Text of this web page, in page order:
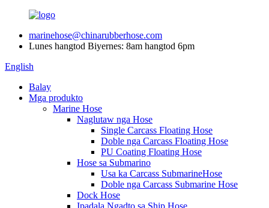
marinehose@chinarubberhose.com
Lunes hangtod Biyernes: 8am hangtod 6pm
English
Balay
Mga produkto
Marine Hose
Naglutaw nga Hose
Single Carcass Floating Hose
Doble nga Carcass Floating Hose
PU Coating Floating Hose
Hose sa Submarino
Usa ka Carcass SubmarineHose
Doble nga Carcass Submarine Hose
Dock Hose
Ipadala Ngadto sa Ship Hose